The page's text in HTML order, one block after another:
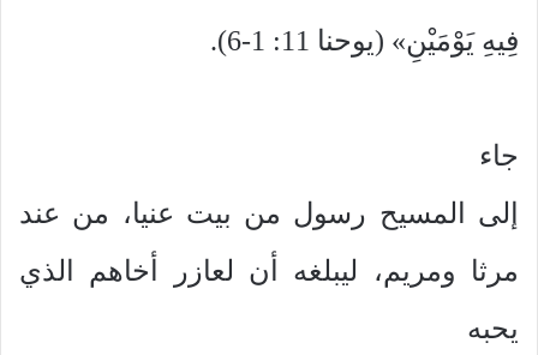
فِيهِ يَوْمَيْنِ» (يوحنا 11: 1-6).
جاء
إلى المسيح رسول من بيت عنيا، من عند
مرثا ومريم، ليبلغه أن لعازر أخاهم الذي
يحبه